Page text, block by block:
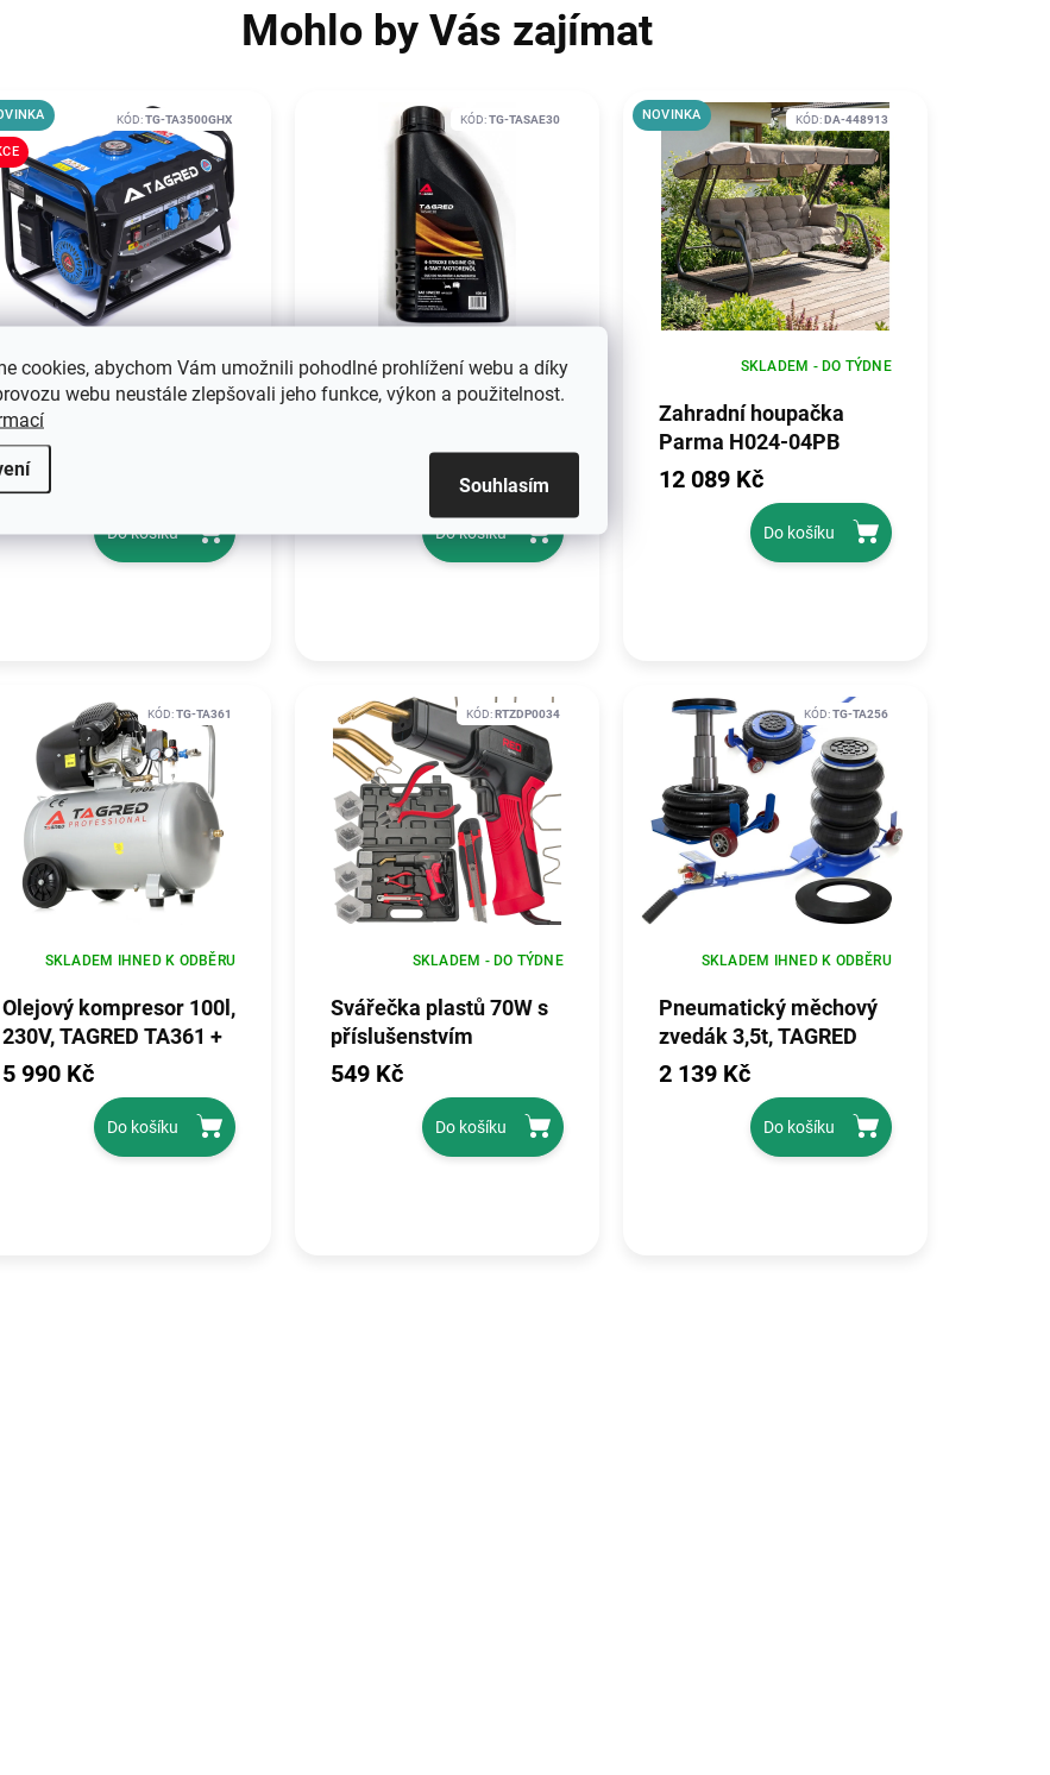
cookies, abychom Vám umožnili pohodlné prohlížení webu a díky
webu neustále zlepšovali jeho funkce, výkon a použitelnost.
Souhlasím
Mohlo by Vás zajímat
Elektrocentrála 3500w
se stabilizátorem napětí
avr, TAGRED
TA3500GHX
SKLADEM IHNED K ODBĚRU
5 590 Kč
Do košíku
KÓD:TG-TA3500GHX
SKLADEM IHNED K ODBĚRU
Do košíku
KÓD:TG-TASAE30 NOVINKA
Zahradní houpačka
Parma H024-04PB
SKLADEM - DO TÝDNE
12 089 Kč
Do košíku
KÓD: DA-448913
Olejový kompresor 100l,
230V, TAGRED TA361 +
separátor
SKLADEM IHNED K ODBĚRU
5 990 Kč
Do košíku
KÓD:TG-TA361
Svářečka plastů 70W s
příslušenstvím
RTZDP0034
SKLADEM - DO TÝDNE
549 Kč
Do košíku
KÓD: RTZDP0034
Pneumatický měchový
zvedák 3,5t, TAGRED
TA256
SKLADEM IHNED K ODBĚRU
2 139 Kč
Do košíku
KÓD:TG-TA256